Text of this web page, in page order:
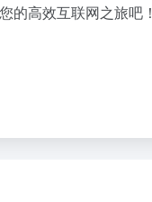
的高效互联网之旅吧！